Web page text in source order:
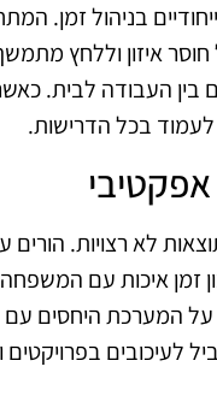
בניהול זמן.
איזון וללחץ
בין העבודה לבית.
בכל הדרישות.
אפקטיבי
לא רצויות.
זמן איכות עם
המערכת היחסים
לעיכובים